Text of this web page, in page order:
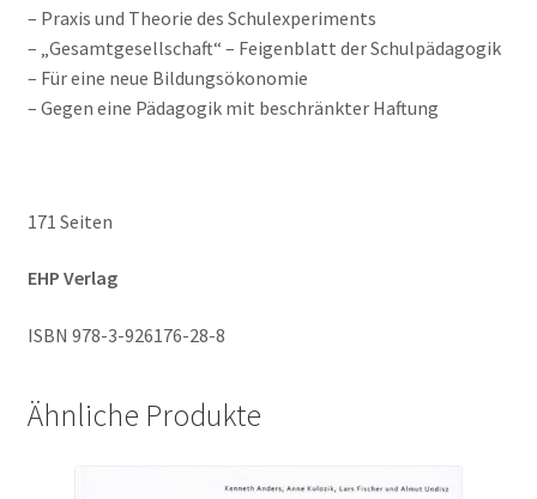
– Praxis und Theorie des Schulexperiments
– „Gesamtgesellschaft“ – Feigenblatt der Schulpädagogik
– Für eine neue Bildungsökonomie
– Gegen eine Pädagogik mit beschränkter Haftung
171 Seiten
EHP Verlag
ISBN 978-3-926176-28-8
Ähnliche Produkte